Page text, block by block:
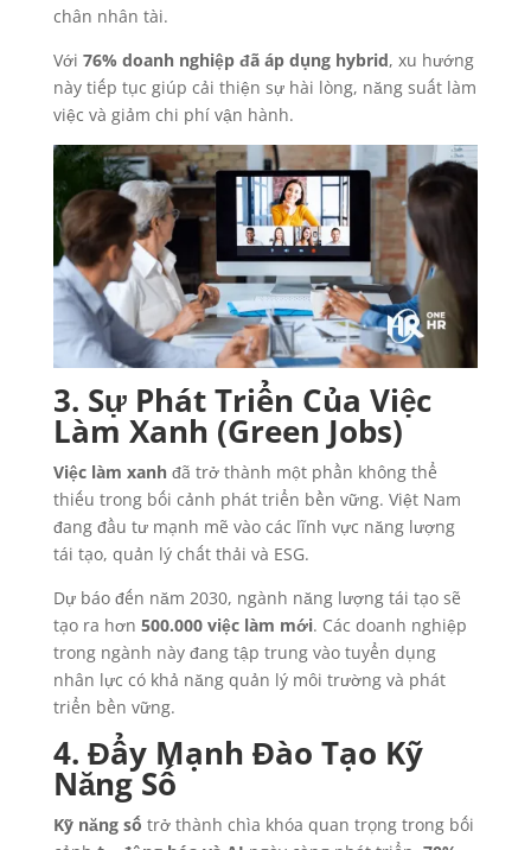
chân nhân tài.
Với 76% doanh nghiệp đã áp dụng hybrid, xu hướng
này tiếp tục giúp cải thiện sự hài lòng, năng suất làm
việc và giảm chi phí vận hành.
3. Sự Phát Triển Của Việc
Làm Xanh (Green Jobs)
Việc làm xanhđã trở thành một phần không thể
thiếu trong bối cảnh phát triển bền vững. Việt Nam
đang đầu tư mạnh mẽ vào các lĩnh vực năng lượng
tái tạo, quản lý chất thải và ESG.
Dự báo đến năm 2030, ngành năng lượng tái tạo sẽ
tạo ra hơn 500.000 việc làm mới. Các doanh nghiệp
trong ngành này đang tập trung vào tuyển dụng
nhân lực có khả năng quản lý môi trường và phát
triển bền vững.
4. Đẩy Mạnh Đào Tạo Kỹ
Năng Số
Kỹ năng số trở thành chìa khóa quan trọng trong bối